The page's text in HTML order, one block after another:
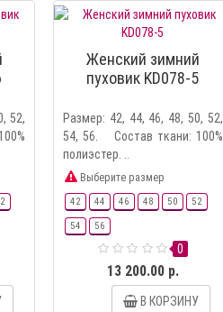
52,
Женский зимний
пуховик KD078-5
Размер: 42, 44, 46, 48, 50, 52,
54, 56. Состав ткани: 100%
полиэстер. ..
Выберите размер
42 44 46 48 50 52
54 56
0
13 200.00 р.
В КОРЗИНУ